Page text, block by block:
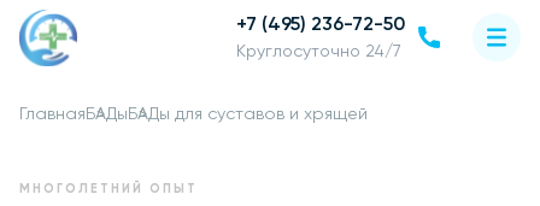
+7 (495) 236-72-50
Круглосуточно 24/7
Главная БАДы БАДы для суставов и хрящей
МНОГОЛЕТНИЙ ОПЫТ